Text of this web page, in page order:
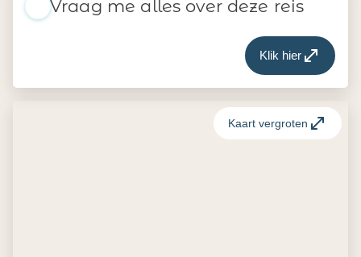
Vraag me alles over deze reis
Klik hier
Kaart vergroten